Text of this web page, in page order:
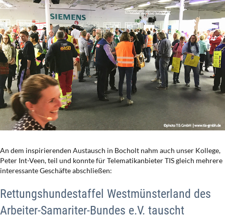
An dem inspirierenden Austausch in Bocholt nahm auch unser Kollege,
Peter Int-Veen, teil und konnte für Telematikanbieter TIS gleich mehrere
interessante Geschäfte abschließen:
Rettungshundestaffel Westmünsterland des
Arbeiter-Samariter-Bundes e.V. tauscht